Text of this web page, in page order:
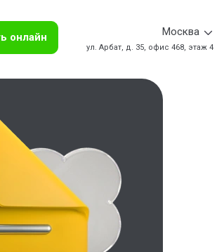
онлайн Москва
ул. Арбат, д. 35, офис 468, этаж 4